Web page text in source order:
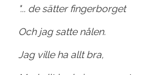
"... de sätter fingerborget
Och jag satte nålen.
Jag ville ha allt bra,